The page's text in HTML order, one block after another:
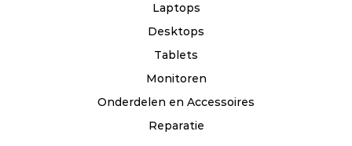
Laptops
Desktops
Tablets
Monitoren
Onderdelen en Accessoires
Reparatie